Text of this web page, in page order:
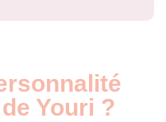
Youri ?